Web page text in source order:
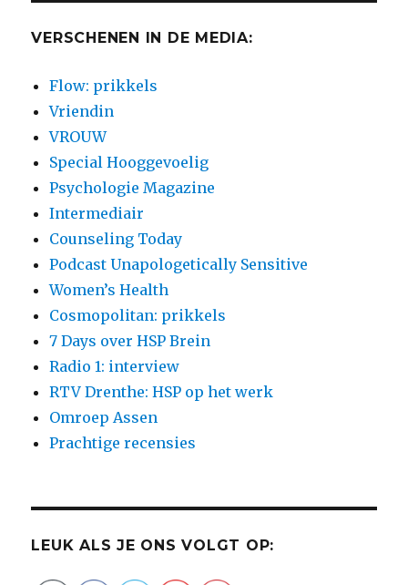
VERSCHENEN IN DE MEDIA:
Flow: prikkels
Vriendin
VROUW
Special Hooggevoelig
Psychologie Magazine
Intermediair
Counseling Today
Podcast Unapologetically Sensitive
Women’s Health
Cosmopolitan: prikkels
7 Days over HSP Brein
Radio 1: interview
RTV Drenthe: HSP op het werk
Omroep Assen
Prachtige recensies
LEUK ALS JE ONS VOLGT OP: